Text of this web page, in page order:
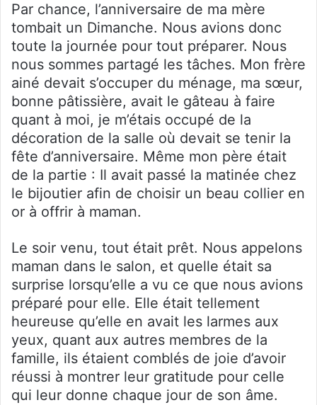
Par chance, l’anniversaire de ma mère
tombait un Dimanche. Nous avions donc
toute la journée pour tout préparer. Nous
nous sommes partagé les tâches. Mon frère
ainé devait s’occuper du ménage, ma sœur,
bonne pâtissière, avait le gâteau à faire
quant à moi, je m’étais occupé de la
décoration de la salle où devait se tenir la
fête d’anniversaire. Même mon père était
de la partie : Il avait passé la matinée chez
le bijoutier afin de choisir un beau collier en
or à offrir à maman.
Le soir venu, tout était prêt. Nous appelons
maman dans le salon, et quelle était sa
surprise lorsqu’elle a vu ce que nous avions
préparé pour elle. Elle était tellement
heureuse qu’elle en avait les larmes aux
yeux, quant aux autres membres de la
famille, ils étaient comblés de joie d’avoir
réussi à montrer leur gratitude pour celle
qui leur donne chaque jour de son âme.